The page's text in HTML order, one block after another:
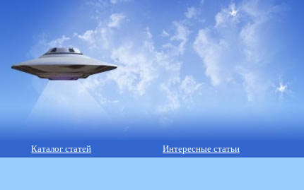
Каталог статей Интересные статьи